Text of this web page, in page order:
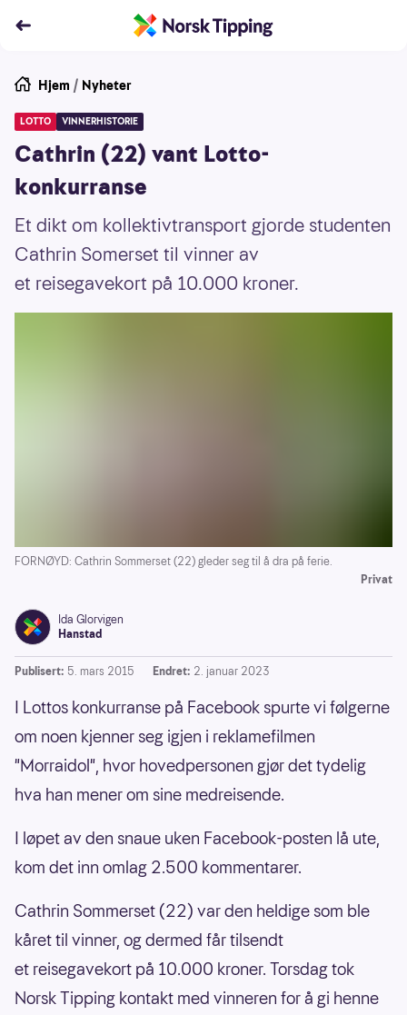
Hjem / Nyheter
LOTTO VINNERHISTORIE
Cathrin (22) vant Lotto-
konkurranse
Et dikt om kollektivtransport gjorde studenten
Cathrin Somerset til vinner av
et reisegavekort på 10.000 kroner.
FORNØYD: Cathrin Sommerset (22) gleder seg til å dra på ferie.
Privat
Ida Glorvigen
Hanstad
Publisert: 5. mars 2015 Endret: 2. januar 2023
I Lottos konkurranse på Facebook spurte vi følgerne
om noen kjenner seg igjen i reklamefilmen
"Morraidol", hvor hovedpersonen gjør det tydelig
hva han mener om sine medreisende.
I løpet av den snaue uken Facebook-posten lå ute,
kom det inn omlag 2.500 kommentarer.
Cathrin Sommerset (22) var den heldige som ble
kåret til vinner, og dermed får tilsendt
et reisegavekort på 10.000 kroner. Torsdag tok
Norsk Tipping kontakt med vinneren for å gi henne